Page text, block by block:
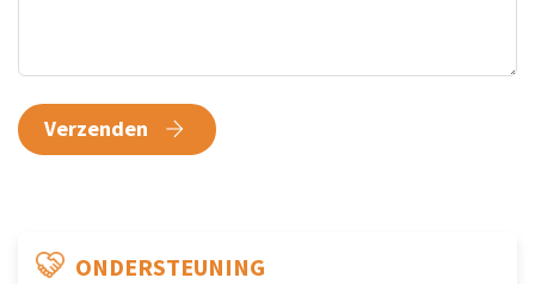
ONDERSTEUNING
Verzenden